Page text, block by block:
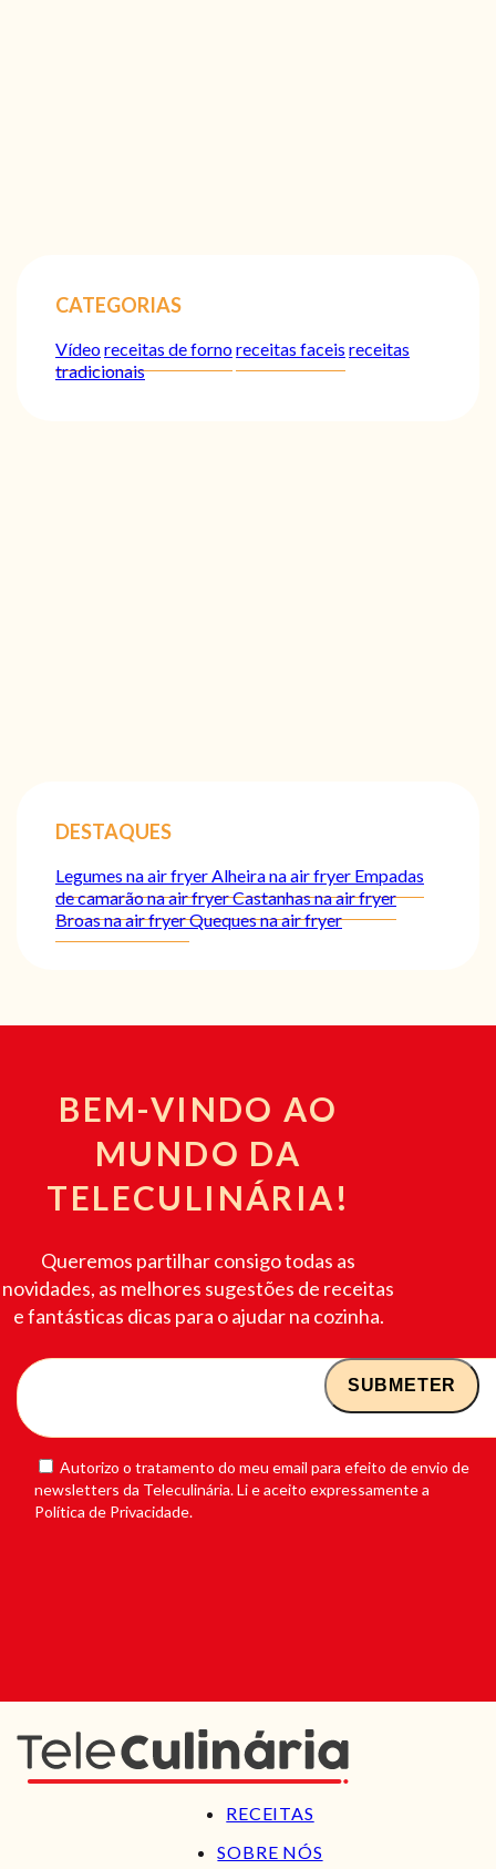
CATEGORIAS
Vídeoreceitas de fornoreceitas faceis receitas
tradicionais
DESTAQUES
Legumes na air fryerAlheira na air fryer Empadas
de camarão na air fryerCastanhas na air fryer
Broas na air fryerQueques na air fryer
BEM-VINDO AO
MUNDO DA
TELECULINÁRIA!
Queremos partilhar consigo todas as
novidades, as melhores sugestões de receitas
e fantásticas dicas para o ajudar na cozinha.
Autorizo o tratamento do meu email para efeito de envio de
newsletters da Teleculinária. Li e aceito expressamente a
Política de Privacidade.
RECEITAS
SOBRE NÓS